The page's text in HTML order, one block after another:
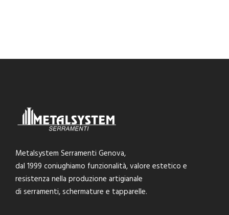
Metalsystem Serramenti Genova,
dal 1999 coniughiamo funzionalità, valore estetico e
resistenza nella produzione artigianale
di serramenti, schermature e tapparelle.